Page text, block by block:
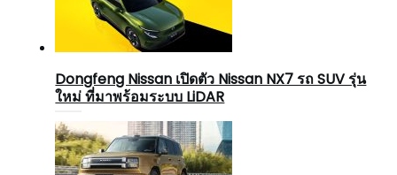
Dongfeng Nissan เปิดตัว Nissan NX7 รถ SUV รุ่น
ใหม่ ที่มาพร้อมระบบ LiDAR